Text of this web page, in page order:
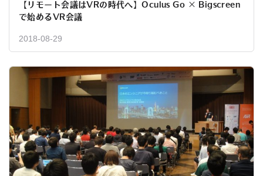
【リモート会議はVRの時代へ】Oculus Go × Bigscreen
で始めるVR会議
2018-08-29